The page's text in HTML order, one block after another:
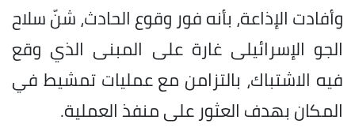
وأفادت الإذاعة، بأنه فور وقوع الحادث، شنّ سلاح
الجو الإسرائيلى غارة على المبنى الذي وقع
فيه الاشتباك، بالتزامن مع عمليات تمشيط في
المكان بهدف العثور على منفذ العملية.